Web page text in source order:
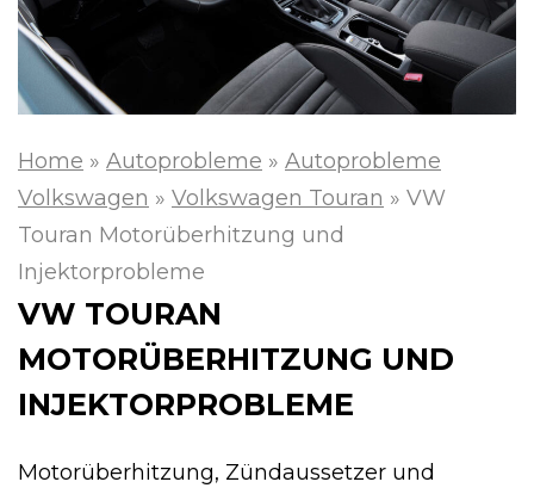
Home » Autoprobleme » Autoprobleme
Volkswagen » Volkswagen Touran » VW
Touran Motorüberhitzung und
Injektorprobleme
VW TOURAN
MOTORÜBERHITZUNG UND
INJEKTORPROBLEME
Motorüberhitzung, Zündaussetzer und